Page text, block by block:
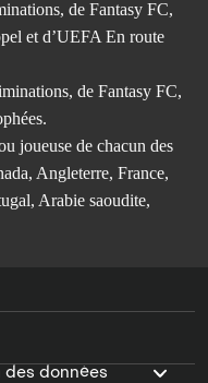
de Fantasy FC,
et d’UEFA En route
de Fantasy FC,
joueuse de chacun des
Angleterre, France,
Arabie saoudite,
données